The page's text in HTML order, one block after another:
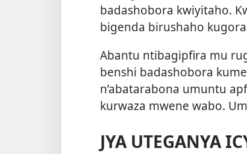
badashobora kwiyitaho.
bigenda birushaho
Abantu ntibagipfira mu
benshi badashobora
n’abatarabona umuntu
kurwaza mwene wabo.
JYA UTEGANYA